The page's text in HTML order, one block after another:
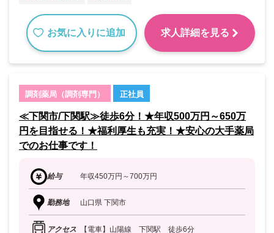
お気に入りに追加 求人詳細を見る
調剤薬局（調剤専門） 正社員
≪下関市/下関駅≫徒歩6分！★年収500万円～650万
円を目指せる！★福利厚生も充実！★安心の大手薬局
でのお仕事です！
給与 年収450万円～700万円
勤務地 山口県 下関市
アクセス 【電車】山陽線 下関駅 徒歩6分